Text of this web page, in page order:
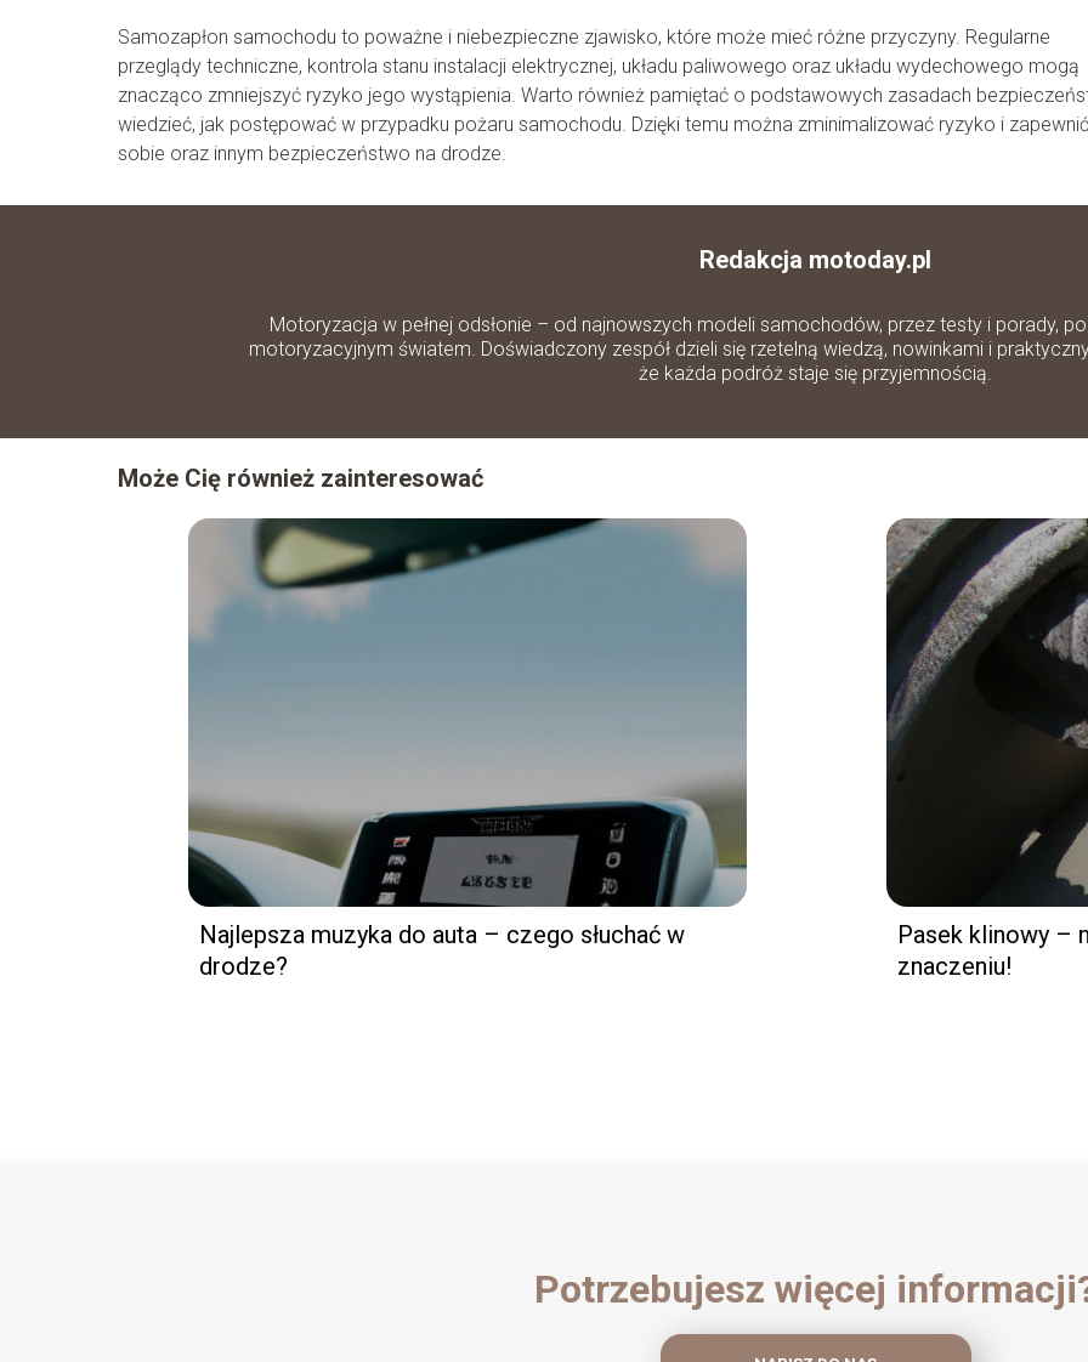
Samozapłon samochodu to poważne i niebezpieczne zjawisko, które może mieć różne przyczyny. Regularne
przeglądy techniczne, kontrola stanu instalacji elektrycznej, układu paliwowego oraz układu wydechowego mogą
znacząco zmniejszyć ryzyko jego wystąpienia. Warto również pamiętać o podstawowych zasadach
wiedzieć, jak postępować w przypadku pożaru samochodu. Dzięki temu można zminimalizować ryzyko i zapewnić
sobie oraz innym bezpieczeństwo na drodze.
Redakcja motoday.pl
Motoryzacja w pełnej odsłonie – od najnowszych modeli samochodów, przez testy i porady,
motoryzacyjnym światem. Doświadczony zespół dzieli się rzetelną wiedzą, nowinkami i
że każda podróż staje się przyjemnością.
Może Cię również zainteresować
Najlepsza muzyka do auta – czego słuchać w
drodze?
Pasek klinowy –
znaczeniu!
Potrzebujesz więcej